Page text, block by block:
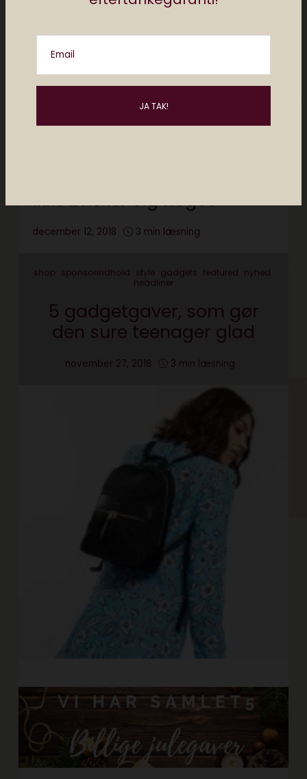
Email
ikke ønsker sig noget
december 12, 2018 3 min læsning
shop sponsorindhold style gadgets featured nyhed
headliner
5 gadgetgaver, som gør
den sure teenager glad
november 27, 2018 3 min læsning